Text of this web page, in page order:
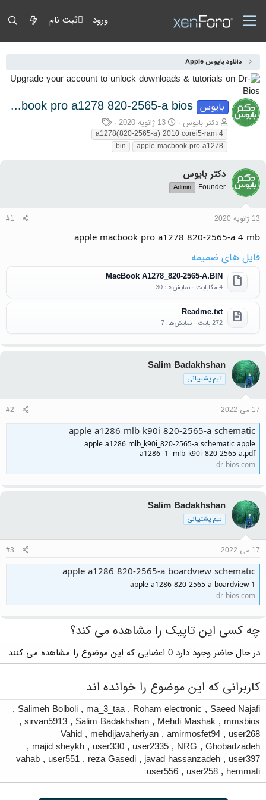
ورود ثبت نام
دانلود بایوس Apple
بایوس apple macbook pro a1278 820-2565-a bios
آغازگر گفتمان
دکتر بایوس تاریخ شروع
13 ژانویه 2020 برچسب‌ها
a1278(820-2565-a) 2010 corei5-ram 4
apple macbook pro a1278
bin
دکتر بایوس
Founder
Admin
13 ژانویه 2020 #1
apple macbook pro a1278 820-2565-a 4 mb
فایل های ضمیمه
MacBook A1278_820-2565-A.BIN
4 مگابایت · نمایش‌ها: 30
Readme.txt
272 بایت · نمایش‌ها: 7
Salim Badakhshan
تیم پشتیبانی
17 می 2022 #2
apple a1286 mlb k90i 820-2565-a schematic
apple a1286 mlb_k90i_820-2565-a schematic apple
a1286=1=mlb_k90i_820-2565-a.pdf
dr-bios.com
Salim Badakhshan
تیم پشتیبانی
17 می 2022 #3
apple a1286 820-2565-a boardview schematic
apple a1286 820-2565-a boardview 1
dr-bios.com
چه کسی این تاپیک را مشاهده می کند؟
در حال حاضر وجود دارد 0 اعضایی که این موضوع را مشاهده می کنند
کاربرانی که این موضوع را خوانده اند
Saeed Najafi
,
Roham electronic
,
ma_3_taa
,
Salimeh Bolboli
,
mmsbios
,
Mehdi Mashak
,
Salim Badakhshan
,
sirvan5913
,
user268
,
amirmosfet94
,
mehdijavaheriyan
,
Vahid
Ghobadzadeh
,
NRG
,
user2335
,
user330
,
majid sheykh
,
user397
,
javad hassanzadeh
,
reza Gasedi
,
user551
,
vahab
hemmati
,
user258
,
user556